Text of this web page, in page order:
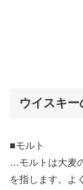
ウイスキ
■モルト
…モルトは大麦
を指します。よ